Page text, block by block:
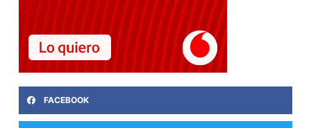
FACEBOOK